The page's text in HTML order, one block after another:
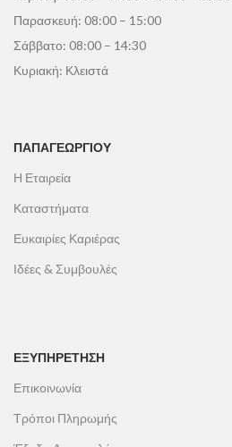
Παρασκευή: 08:00 – 15:00
Σάββατο: 08:00 – 14:30
Κυριακή: Κλειστά
ΠΑΠΑΓΕΩΡΓΊΟΥ
Η Εταιρεία
Καταστήματα
Ευκαιρίες Καριέρας
Ιδέες & Συμβουλές
ΕΞΥΠΗΡΕΤΗΣΗ
Επικοινωνία
Τρόποι Πληρωμής